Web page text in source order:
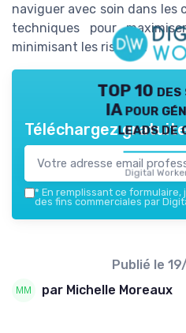
naviguer avec soin dans les
techniques pour
minimisant les risques.
TOP 10
IA pour
leads de
Digital
Téléchargez
* En remplissant ce formulaire,
des fins commerciales par
Publié le
par Michelle Moreaux